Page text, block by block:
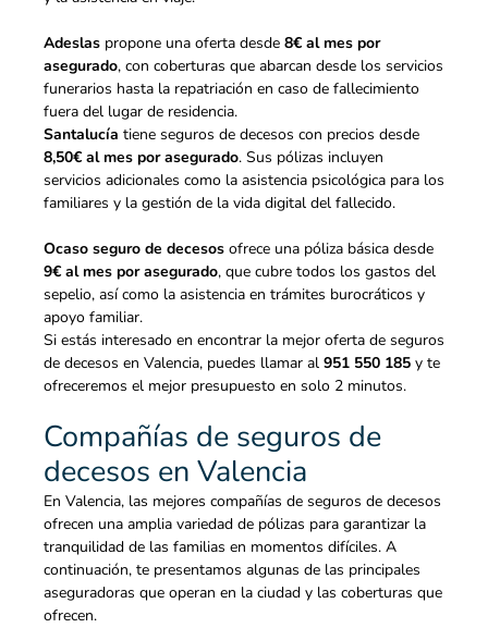
Adeslas propone una oferta desde 8€ al mes por
asegurado, con coberturas que abarcan desde los servicios
funerarios hasta la repatriación en caso de fallecimiento
fuera del lugar de residencia.
Santalucía tiene seguros de decesos con precios desde
8,50€ al mes por asegurado. Sus pólizas incluyen
servicios adicionales como la asistencia psicológica para los
familiares y la gestión de la vida digital del fallecido.
Ocaso seguro de decesos ofrece una póliza básica desde
9€ al mes por asegurado, que cubre todos los gastos del
sepelio, así como la asistencia en trámites burocráticos y
apoyo familiar.
Si estás interesado en encontrar la mejor oferta de seguros
de decesos en Valencia, puedes llamar al 951 550 185 y te
ofreceremos el mejor presupuesto en solo 2 minutos.
Compañías de seguros de
decesos en Valencia
En Valencia, las mejores compañías de seguros de decesos
ofrecen una amplia variedad de pólizas para garantizar la
tranquilidad de las familias en momentos difíciles. A
continuación, te presentamos algunas de las principales
aseguradoras que operan en la ciudad y las coberturas que
ofrecen.